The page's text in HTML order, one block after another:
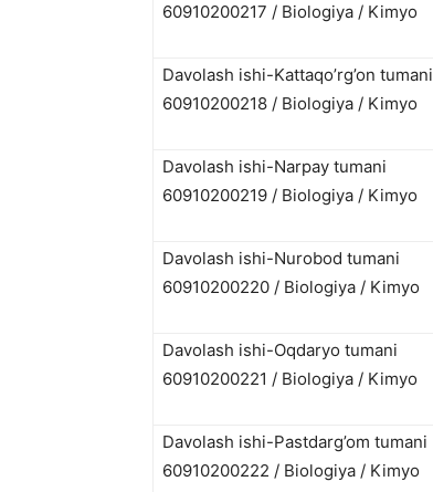
60910200217 / Biologiya / Kimyo
Davolash ishi-Kattaqo’rg’on tumani
60910200218 / Biologiya / Kimyo
Davolash ishi-Narpay tumani
60910200219 / Biologiya / Kimyo
Davolash ishi-Nurobod tumani
60910200220 / Biologiya / Kimyo
Davolash ishi-Oqdaryo tumani
60910200221 / Biologiya / Kimyo
Davolash ishi-Pastdarg’om tumani
60910200222 / Biologiya / Kimyo